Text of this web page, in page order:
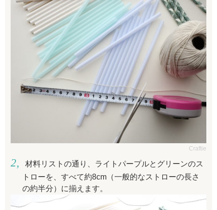
Craftie
材料リストの通り、ライトパープルとグリーンのス
トローを、すべて約8cm（一般的なストローの長さ
の約半分）に揃えます。